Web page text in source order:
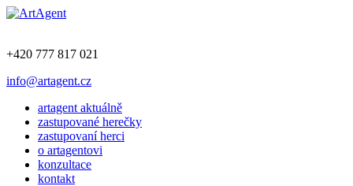
+420 777 817 021
info@artagent.cz
artagent aktuálně
zastupované herečky
zastupovaní herci
o artagentovi
konzultace
kontakt